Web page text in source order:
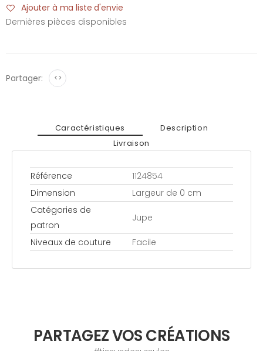
Ajouter à ma liste d'envie
Dernières pièces disponibles
Partager: <>
Caractéristiques
Description
Livraison
Référence
1124854
Dimension
Largeur de 0 cm
Catégories de
patron
Jupe
Niveaux de couture Facile
PARTAGEZ VOS CRÉATIONS